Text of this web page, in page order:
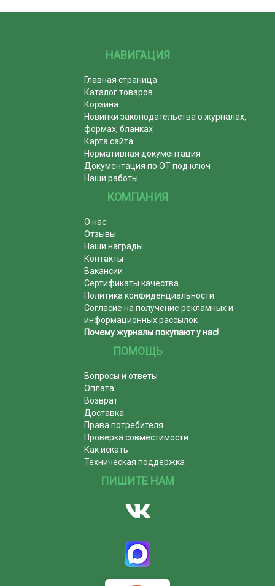
НАВИГАЦИЯ
Главная страница
Каталог товаров
Корзина
Новинки законодательства о журналах,
формах, бланках
Карта сайта
Нормативная документация
Документация по ОТ под ключ
Наши работы
КОМПАНИЯ
О нас
Отзывы
Наши награды
Контакты
Вакансии
Сертификаты качества
Политика конфиденциальности
Согласие на получение рекламных и
информационных рассылок
Почему журналы покупают у нас!
ПОМОЩЬ
Вопросы и ответы
Оплата
Возврат
Доставка
Права потребителя
Проверка совместимости
Как искать
Техническая поддержка
ПИШИТЕ НАМ